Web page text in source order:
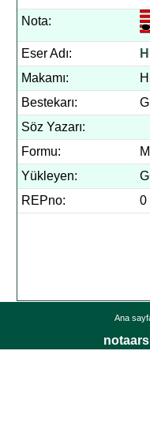
Nota:
Eser Adı:
Makamı:
Bestekarı:
Söz Yazarı:
Formu:
Yükleyen:
REPno:
0
Ana